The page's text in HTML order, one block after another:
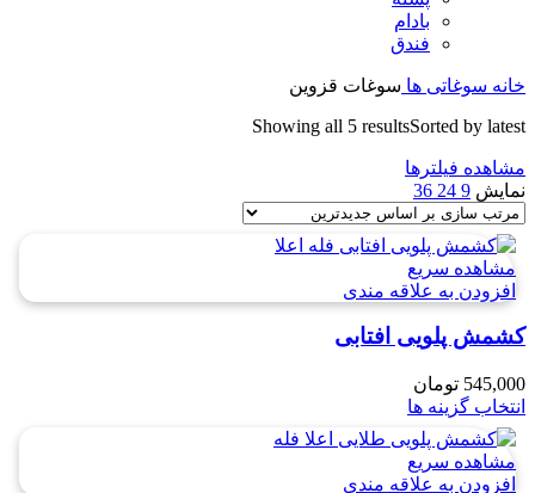
بادام
فندق
خانه سوغاتی ها سوغات قزوین
Showing all 5 resultsSorted by latest
مشاهده فیلترها
نمایش 9
24
36
مشاهده سریع
افزودن به علاقه مندی
کشمش پلویی افتابی
545,000 تومان
انتخاب گزینه ها
مشاهده سریع
افزودن به علاقه مندی